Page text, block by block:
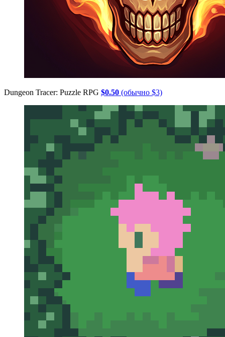
Dungeon Tracer: Puzzle RPG $0.50 (обычно $3)